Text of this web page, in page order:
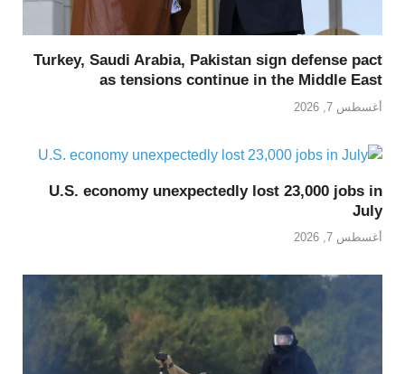
Turkey, Saudi Arabia, Pakistan sign defense pact
as tensions continue in the Middle East
أغسطس 7, 2026
U.S. economy unexpectedly lost 23,000 jobs in
July
أغسطس 7, 2026